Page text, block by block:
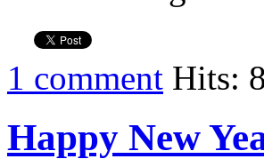
1 comment Hits:
Happy New